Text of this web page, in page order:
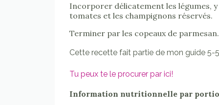
Incorporer délicatement les légumes,
tomates et les champignons réservés.
Terminer par les copeaux de parmesan.
Cette recette fait partie de mon guide 5-
Tu peux te le procurer par ici!
Information nutritionnelle par